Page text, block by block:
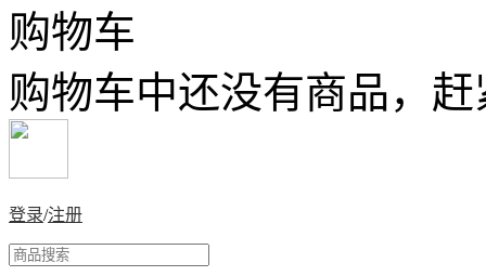
购物车
购物车中还没有商品，
登录/注册